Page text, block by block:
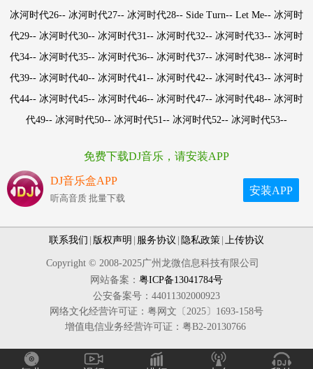
冰河时代26-- 冰河时代27-- 冰河时代28-- Side Turn-- Let Me-- 冰河时
代29-- 冰河时代30-- 冰河时代31-- 冰河时代32-- 冰河时代33-- 冰河时
代34-- 冰河时代35-- 冰河时代36-- 冰河时代37-- 冰河时代38-- 冰河时
代39-- 冰河时代40-- 冰河时代41-- 冰河时代42-- 冰河时代43-- 冰河时
代44-- 冰河时代45-- 冰河时代46-- 冰河时代47-- 冰河时代48-- 冰河时
代49-- 冰河时代50-- 冰河时代51-- 冰河时代52-- 冰河时代53--
免费下载DJ音乐，请安装APP
DJ音乐盒APP
听高音质 批量下载
安装APP
联系我们 版权声明 服务协议 隐私政策 上传协议
Copyright © 2008-2025广州龙微信息科技有限公司
网站备案： 粤ICP备13041784号
公安备案号：44011302000923
网络文化经营许可证：粤网文〔2025〕1693-158号
增值电信业务经营许可证：粤B2-20130766